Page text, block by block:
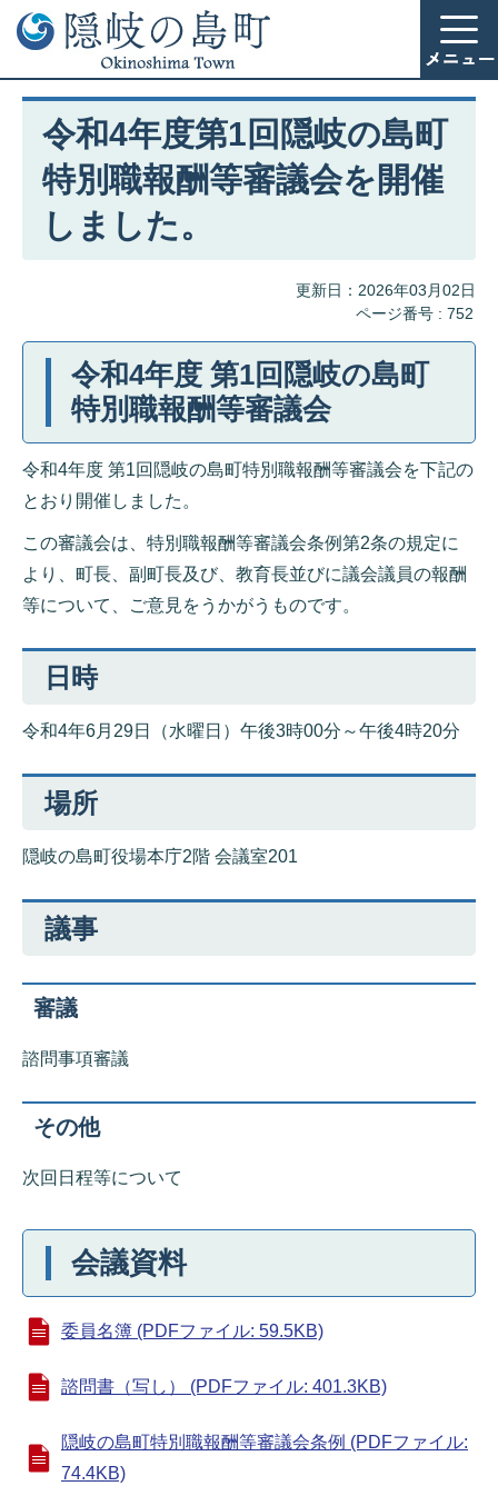
令和4年度第1回隠岐の島町
特別職報酬等審議会を開催
しました。
更新日：2026年03月02日
ページ番号 : 752
令和4年度 第1回隠岐の島町
特別職報酬等審議会
令和4年度 第1回隠岐の島町特別職報酬等審議会を下記の
とおり開催しました。
この審議会は、特別職報酬等審議会条例第2条の規定に
より、町長、副町長及び、教育長並びに議会議員の報酬
等について、ご意見をうかがうものです。
日時
令和4年6月29日（水曜日）午後3時00分～午後4時20分
場所
隠岐の島町役場本庁2階 会議室201
議事
審議
諮問事項審議
その他
次回日程等について
会議資料
委員名簿 (PDFファイル: 59.5KB)
諮問書（写し） (PDFファイル: 401.3KB)
隠岐の島町特別職報酬等審議会条例 (PDFファイル:
74.4KB)